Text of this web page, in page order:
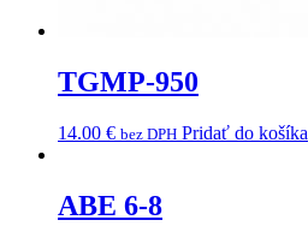
TGMP-950
14.00 € bez DPH Pridať do košíka
ABE 6-8